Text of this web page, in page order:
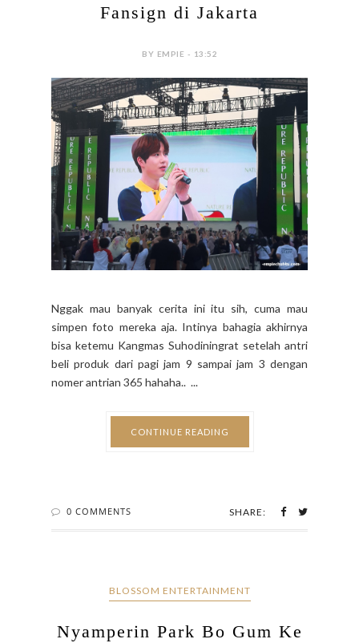
Fansign di Jakarta
BY EMPIE - 13:52
Nggak mau banyak cerita ini itu sih, cuma mau
simpen foto mereka aja. Intinya bahagia akhirnya
bisa ketemu Kangmas Suhodiningrat setelah antri
beli produk dari pagi jam 9 sampai jam 3 dengan
nomer antrian 365 hahaha.. ...
CONTINUE READING
0 COMMENTS SHARE:
BLOSSOM ENTERTAINMENT
Nyamperin Park Bo Gum Ke